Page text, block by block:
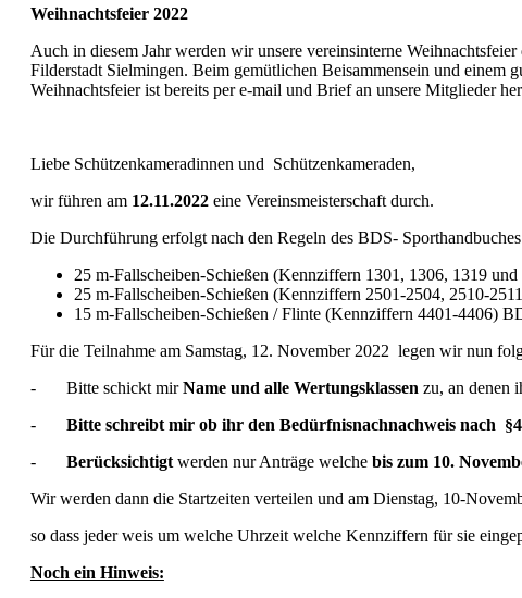
Weihnachtsfeier 2022
Auch in diesem Jahr werden wir unsere vereinsinterne
Filderstadt Sielmingen. Beim gemütlichen Beisammensein und einem
Weihnachtsfeier ist bereits per e-mail und Brief an unsere Mitglieder
Liebe Schützenkameradinnen und Schützenkameraden,
wir führen am 12.11.2022eine Vereinsmeisterschaft durch.
Die Durchführung erfolgt nach den Regeln des BDS-
25 m-Fallscheiben-Schießen (Kennziffern 1301, 1306, 1319
25 m-Fallscheiben-Schießen (Kennziffern 2501-2504, 2510-
15 m-Fallscheiben-Schießen / Flinte (Kennziffern 4401-4406)
Für die Teilnahme am Samstag, 12. November 2022 legen wir nun
- Bitte schickt mirName und alle Wertungsklassen zu, an denen
- Bitte schreibt mir ob ihr den Bedürfnisnachnachweis nach
- Berücksichtigtwerden nur Anträge welche bis zum 10.
Wir werden dann die Startzeiten verteilen und am Dienstag, 10-
so dass jeder weis um welche Uhrzeit welche Kennziffern für sie
Noch ein Hinweis: